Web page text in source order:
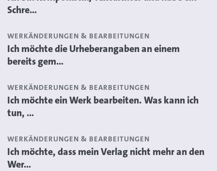
Schre...
WERKÄNDERUNGEN & BEARBEITUNGEN
Ich möchte die Urheberangaben an einem
bereits gem...
WERKÄNDERUNGEN & BEARBEITUNGEN
Ich möchte ein Werk bearbeiten. Was kann ich
tun, ...
WERKÄNDERUNGEN & BEARBEITUNGEN
Ich möchte, dass mein Verlag nicht mehr an den
Wer...